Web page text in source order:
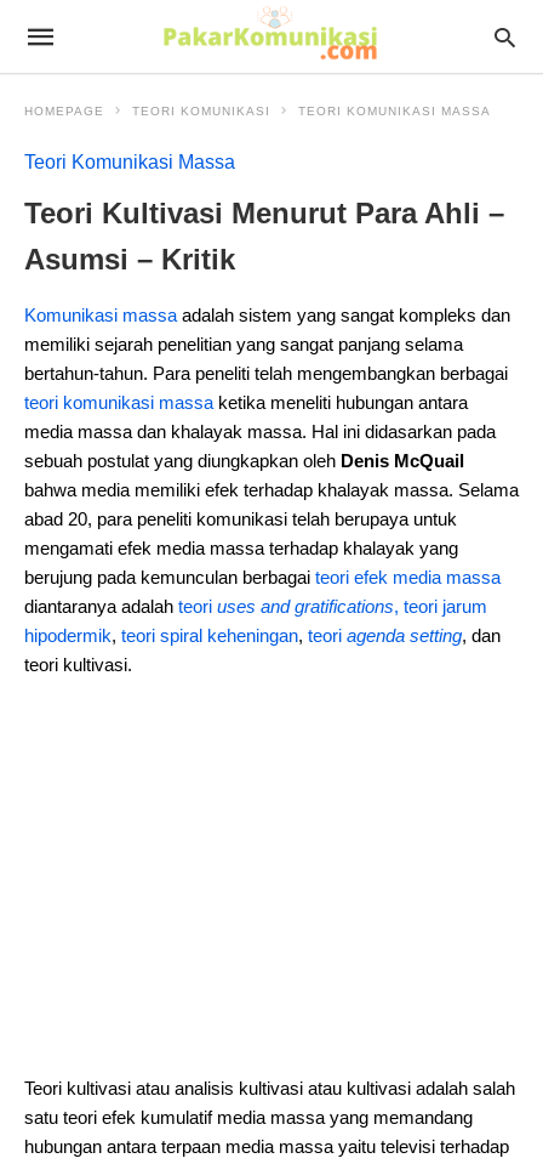
HOMEPAGE TEORI KOMUNIKASI TEORI KOMUNIKASI MASSA
Teori Komunikasi Massa
Teori Kultivasi Menurut Para Ahli –
Asumsi – Kritik
Komunikasi massa adalah sistem yang sangat kompleks dan
memiliki sejarah penelitian yang sangat panjang selama
bertahun-tahun. Para peneliti telah mengembangkan berbagai
teori komunikasi massa ketika meneliti hubungan antara
media massa dan khalayak massa. Hal ini didasarkan pada
sebuah postulat yang diungkapkan oleh Denis McQuail
bahwa media memiliki efek terhadap khalayak massa. Selama
abad 20, para peneliti komunikasi telah berupaya untuk
mengamati efek media massa terhadap khalayak yang
berujung pada kemunculan berbagai teori efek media massa
diantaranya adalah teori uses and gratifications, teori jarum
hipodermik, teori spiral keheningan, teori agenda setting, dan
teori kultivasi.
Teori kultivasi atau analisis kultivasi atau kultivasi adalah salah
satu teori efek kumulatif media massa yang memandang
hubungan antara terpaan media massa yaitu televisi terhadap